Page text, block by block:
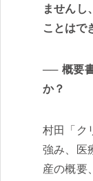
ませんし
ことはで
概要
か？
村田「ク
強み、医
産の概要